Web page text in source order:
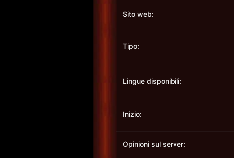
Sito web:
Tipo:
Lingue disponibili:
Inizio:
Opinioni sul server: